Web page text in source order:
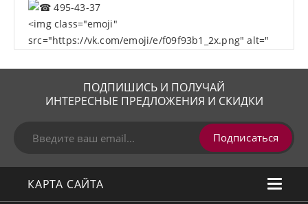
495-43-37
<img class="emoji"
src="https://vk.com/emoji/e/f09f93b1_2x.png" alt="
ПОДПИШИСЬ И ПОЛУЧАЙ
ИНТЕРЕСНЫЕ ПРЕДЛОЖЕНИЯ И СКИДКИ
Подписаться
КАРТА САЙТА